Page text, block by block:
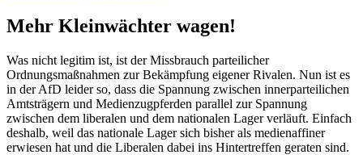
Mehr Kleinwächter wagen!
Was nicht legitim ist, ist der Missbrauch parteilicher
Ordnungsmaßnahmen zur Bekämpfung eigener Rivalen. Nun ist es
in der AfD leider so, dass die Spannung zwischen innerparteilichen
Amtsträgern und Medienzugpferden parallel zur Spannung
zwischen dem liberalen und dem nationalen Lager verläuft. Einfach
deshalb, weil das nationale Lager sich bisher als medienaffiner
erwiesen hat und die Liberalen dabei ins Hintertreffen geraten sind.